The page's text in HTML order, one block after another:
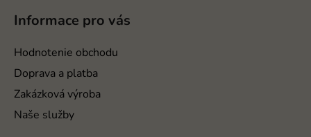
Informace pro vás
Hodnotenie obchodu
Doprava a platba
Zakázková výroba
Naše služby